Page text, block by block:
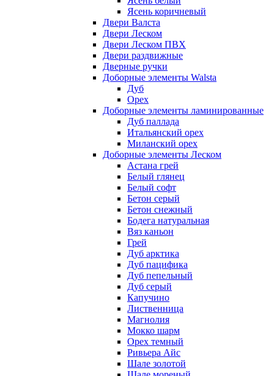
Ясень коричневый
Двери Валста
Двери Леском
Двери Леском ПВХ
Двери раздвижные
Дверные ручки
Доборные элементы Walsta
Дуб
Орех
Доборные элементы ламинированные
Дуб паллада
Итальянский орех
Миланский орех
Доборные элементы Леском
Астана грей
Белый глянец
Белый софт
Бетон серый
Бетон снежный
Бодега натуральная
Вяз каньон
Грей
Дуб арктика
Дуб пацифика
Дуб пепельный
Дуб серый
Капучино
Лиственница
Магнолия
Мокко шарм
Орех темный
Ривьера Айс
Шале золотой